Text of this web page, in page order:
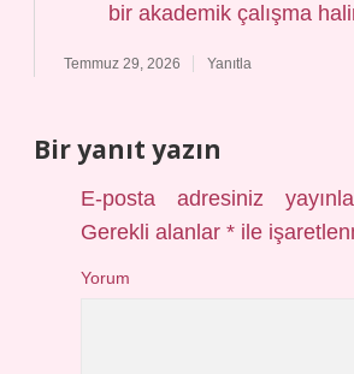
bir akademik çalışma
Temmuz 29, 2026 Yanıtla
Bir yanıt yazın
E-posta adresiniz
Gerekli alanlar* ile
Yorum